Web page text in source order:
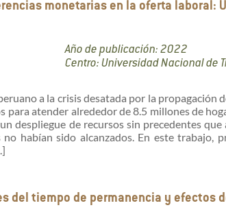
monetarias en la oferta laboral:
Año de publicación: 2022
Centro: Universidad Nacional de
a la crisis desatada por la propagación
atender alrededor de 8.5 millones de
despliegue de recursos sin precedentes que
habían sido alcanzados. En este trabajo,
del tiempo de permanencia y efectos